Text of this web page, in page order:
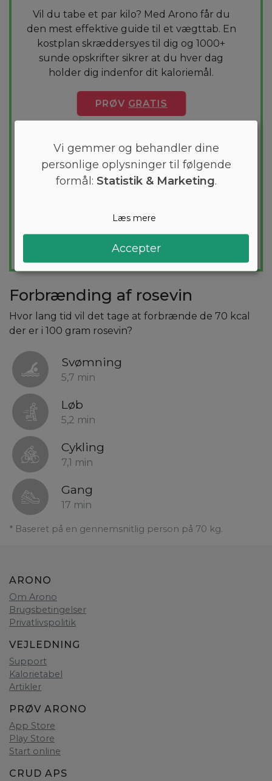
Vil du tabe et par kilo? Med Arono får du
den mest effektive guide til et vægttab. En
kostplan skræddersyes til dig og 1000+
sunde opskrifter sikrer at du hver dag
holder dig indenfor dit kaloriemål.
PRØV GRATIS
Forbrænding af rosevin
Hvor lang tid vil det tage at forbrænde de 70 kcal
der er i 100 gram rosevin?
Svømning
5,7 min
Løb
5,2 min
Cykling
7,1 min
Gang
17 min
* Baseret på en gennemsnitlig person på 70 kg.
ARONO
Om Arono
Brugsbetingelser
Privatlivspolitik
VEJLEDNING
Support
Kalorietabel
Artikler
PRØV ARONO
App Store
Play Store
Start online
CRUD APS
Vi gemmer og behandler dine
personlige oplysninger til følgende
formål: Statistik & Marketing.
Læs mere
Accepter